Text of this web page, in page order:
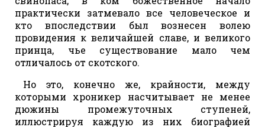
практически затмевало все человеческое и
кто впоследствии был вознесен волею
провидения к величайшей славе, и великого
принца, чье существование мало чем
отличалось от скотского.
Но это, конечно же, крайности, между
которыми хроникер насчитывает не менее
дюжины промежуточных ступеней,
иллюстрируя каждую из них биографией